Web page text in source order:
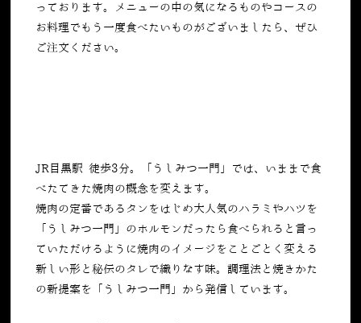
っております。メニューの中の気になるものやコースの
お料理でもう一度食べたいものがございましたら、ぜひ
ご注文ください。
JR目黒駅 徒歩3分。「うしみつ一門」では、いままで食
べたてきた焼肉の概念を変えます。
焼肉の定番であるタンをはじめ大人気のハラミやハツを
「うしみつ一門」のホルモンだったら食べられると言っ
ていただけるように焼肉のイメージをことごとく変える
新しい形と秘伝のタレで織りなす味。調理法と焼きかた
の新提案を「うしみつ一門」から発信しています。